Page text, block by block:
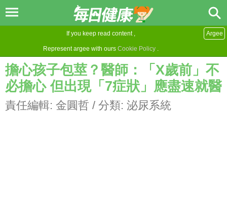
If you keep read content ,
Represent argee with ours Cookie Policy .
Argee
擔心孩子包莖？醫師：「X歲前」不
必擔心 但出現「7症狀」應盡速就醫
責任編輯: 金圓哲 / 分類: 泌尿系統